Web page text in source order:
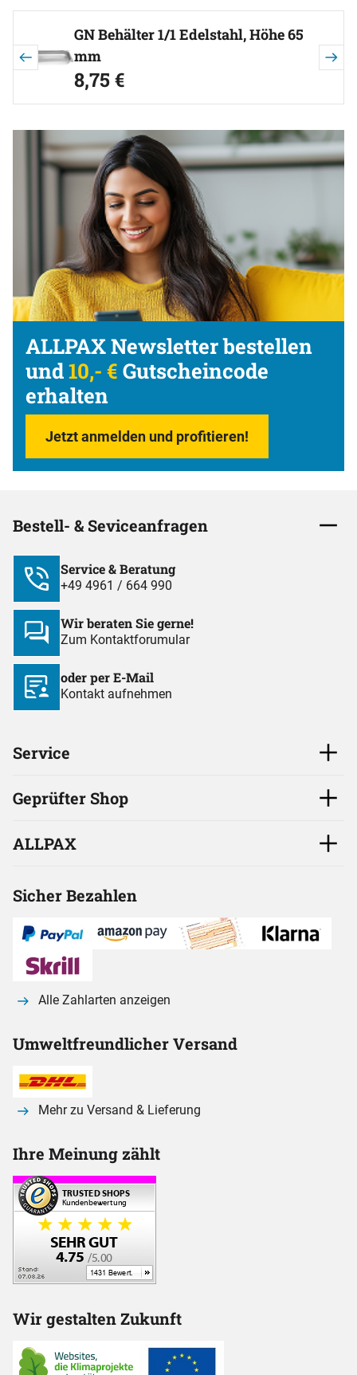
Artikel überspringen
GN Behälter 1/1 Edelstahl, Höhe 65
mm
8,75€
ALLPAX Newsletter bestellen
und10,- € Gutscheincode
erhalten
Jetzt anmelden und profitieren!
Bestell- & Seviceanfragen
Service & Beratung
+49 4961 / 664 990
Wir beraten Sie gerne!
Zum Kontaktforumular
oder per E-Mail
Kontakt aufnehmen
Service
Geprüfter Shop
ALLPAX
Sicher Bezahlen
Alle Zahlarten anzeigen
Umweltfreundlicher Versand
Mehr zu Versand & Lieferung
Ihre Meinung zählt
Wir gestalten Zukunft